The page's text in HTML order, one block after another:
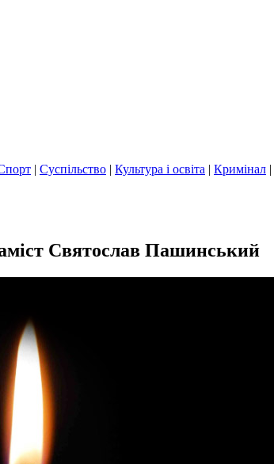
| Суспільство | Культура і освіта | Кримінал |
Святослав Пашинський